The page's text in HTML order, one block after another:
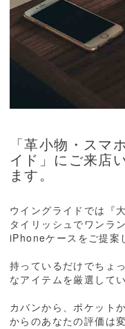
「革小物・スマ
イド」にご来店
ます。
ウイングライドでは『
タイリッシュでワンラ
iPhoneケースをご提案
持っているだけでちょ
なアイテムを厳選してい
カバンから、ポケット
からのあなたの評価は